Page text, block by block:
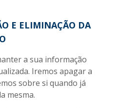
E ELIMINAÇÃO DA
a sua informação
Iremos apagar a
sobre si quando já
mesma.